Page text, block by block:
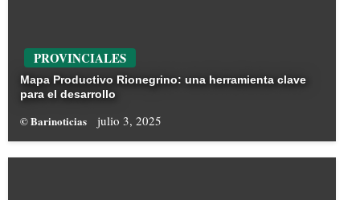
PROVINCIALES
Mapa Productivo Rionegrino: una herramienta clave
para el desarrollo
© Barinoticias julio 3, 2025